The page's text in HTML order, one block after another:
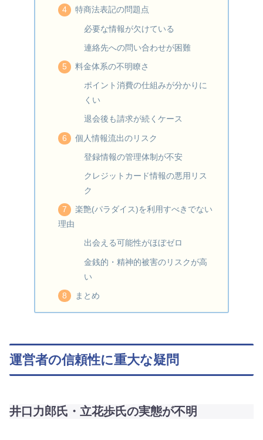
特商法表記の問題点
必要な情報が欠けている
連絡先への問い合わせが困難
料金体系の不明瞭さ
ポイント消費の仕組みが分かりに
くい
退会後も請求が続くケース
個人情報流出のリスク
登録情報の管理体制が不安
クレジットカード情報の悪用リス
ク
楽艶(パラダイス)を利用すべきでない
理由
出会える可能性がほぼゼロ
金銭的・精神的被害のリスクが高
い
まとめ
運営者の信頼性に重大な疑問
井口力郎氏・立花歩氏の実態が不明